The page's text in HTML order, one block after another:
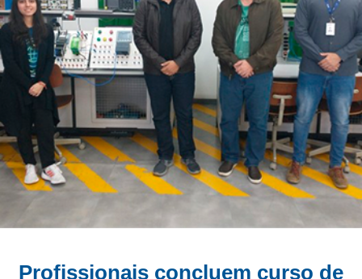
Profissionais concluem curso de